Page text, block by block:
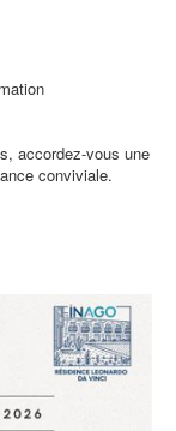
accordez-vous une
conviviale.